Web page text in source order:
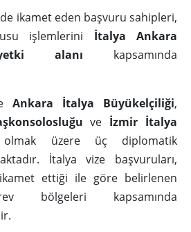
ikamet eden başvuru sahipleri,
işlemlerini İtalya Ankara
alanı kapsamında
Ankara İtalya Büyükelçiliği,
ve İzmir İtalya
üzere üç diplomatik
İtalya vize başvuruları,
ettiği ile göre belirlenen
bölgeleri kapsamında